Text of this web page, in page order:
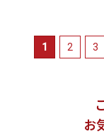
1 2 3
お